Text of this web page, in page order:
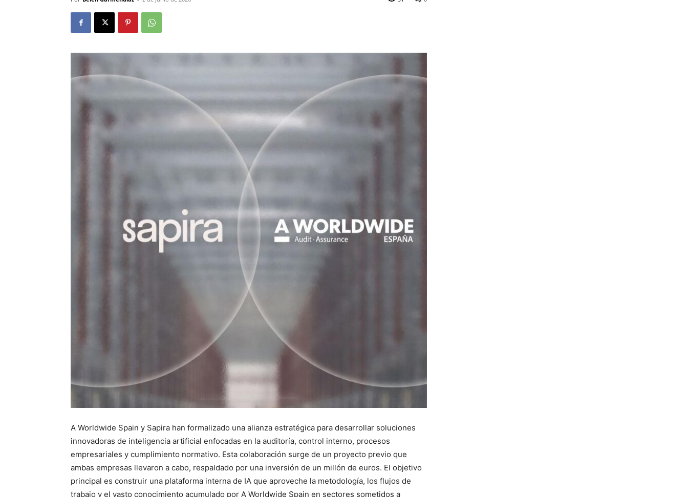
A Worldwide Spain y Sapira han formalizado una alianza estratégica para desarrollar soluciones
innovadoras de inteligencia artificial enfocadas en la auditoría, control interno, procesos
empresariales y cumplimiento normativo. Esta colaboración surge de un proyecto previo que
ambas empresas llevaron a cabo, respaldado por una inversión de un millón de euros. El objetivo
principal es construir una plataforma interna de IA que aproveche la metodología, los flujos de
trabajo y el vasto conocimiento acumulado por A Worldwide Spain en sectores sometidos a